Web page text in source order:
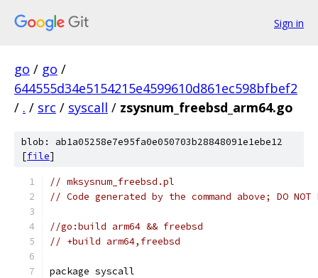
Sign in
go / go /
644555d34e5154215e4599610d861ec598bfbef2
/ . / src / syscall / zsysnum_freebsd_arm64.go
blob: ab1a05258e7e95fa0e050703b28848091e1ebe12
[file]
// mksysnum_freebsd.pl
// Code generated by the command above; DO NOT
//go:build arm64 && freebsd
// +build arm64,freebsd
package syscall